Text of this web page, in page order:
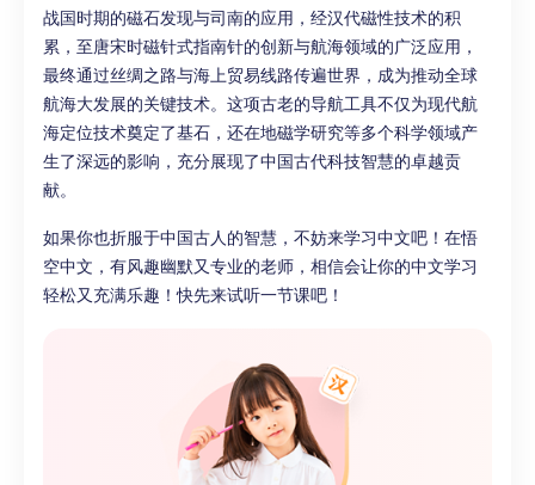
战国时期的磁石发现与司南的应用，经汉代磁性技术的积
累，至唐宋时磁针式指南针的创新与航海领域的广泛应用，
最终通过丝绸之路与海上贸易线路传遍世界，成为推动全球
航海大发展的关键技术。这项古老的导航工具不仅为现代航
海定位技术奠定了基石，还在地磁学研究等多个科学领域产
生了深远的影响，充分展现了中国古代科技智慧的卓越贡
献。
如果你也折服于中国古人的智慧，不妨来学习中文吧！在悟
空中文，有风趣幽默又专业的老师，相信会让你的中文学习
轻松又充满乐趣！快先来试听一节课吧！